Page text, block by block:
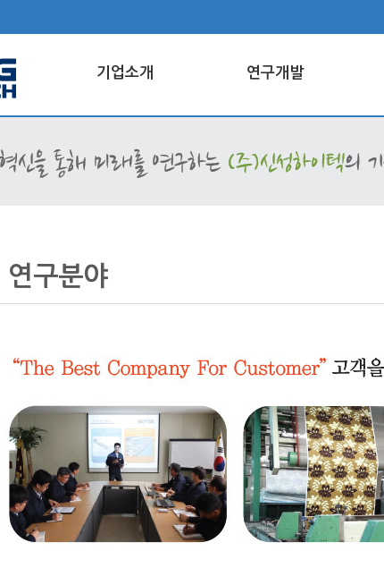
기업소개 연구개발
연구분야